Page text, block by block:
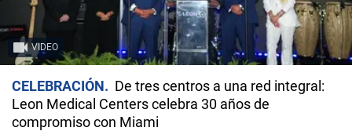
VIDEO
CELEBRACIÓN
De tres centros a una red integral:
Leon Medical Centers celebra 30 años de
compromiso con Miami